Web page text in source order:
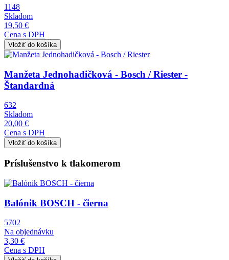
1148
Skladom
19,50 €
Cena s DPH
Obrázok
Manžeta Jednohadičková - Bosch / Riester -
Štandardná
632
Skladom
20,00 €
Cena s DPH
Príslušenstvo k tlakomerom
Obrázok
Balónik BOSCH - čierna
5702
Na objednávku
3,30 €
Cena s DPH